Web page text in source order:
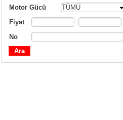
Motor Gücü
TÜMÜ
Fiyat
-
No